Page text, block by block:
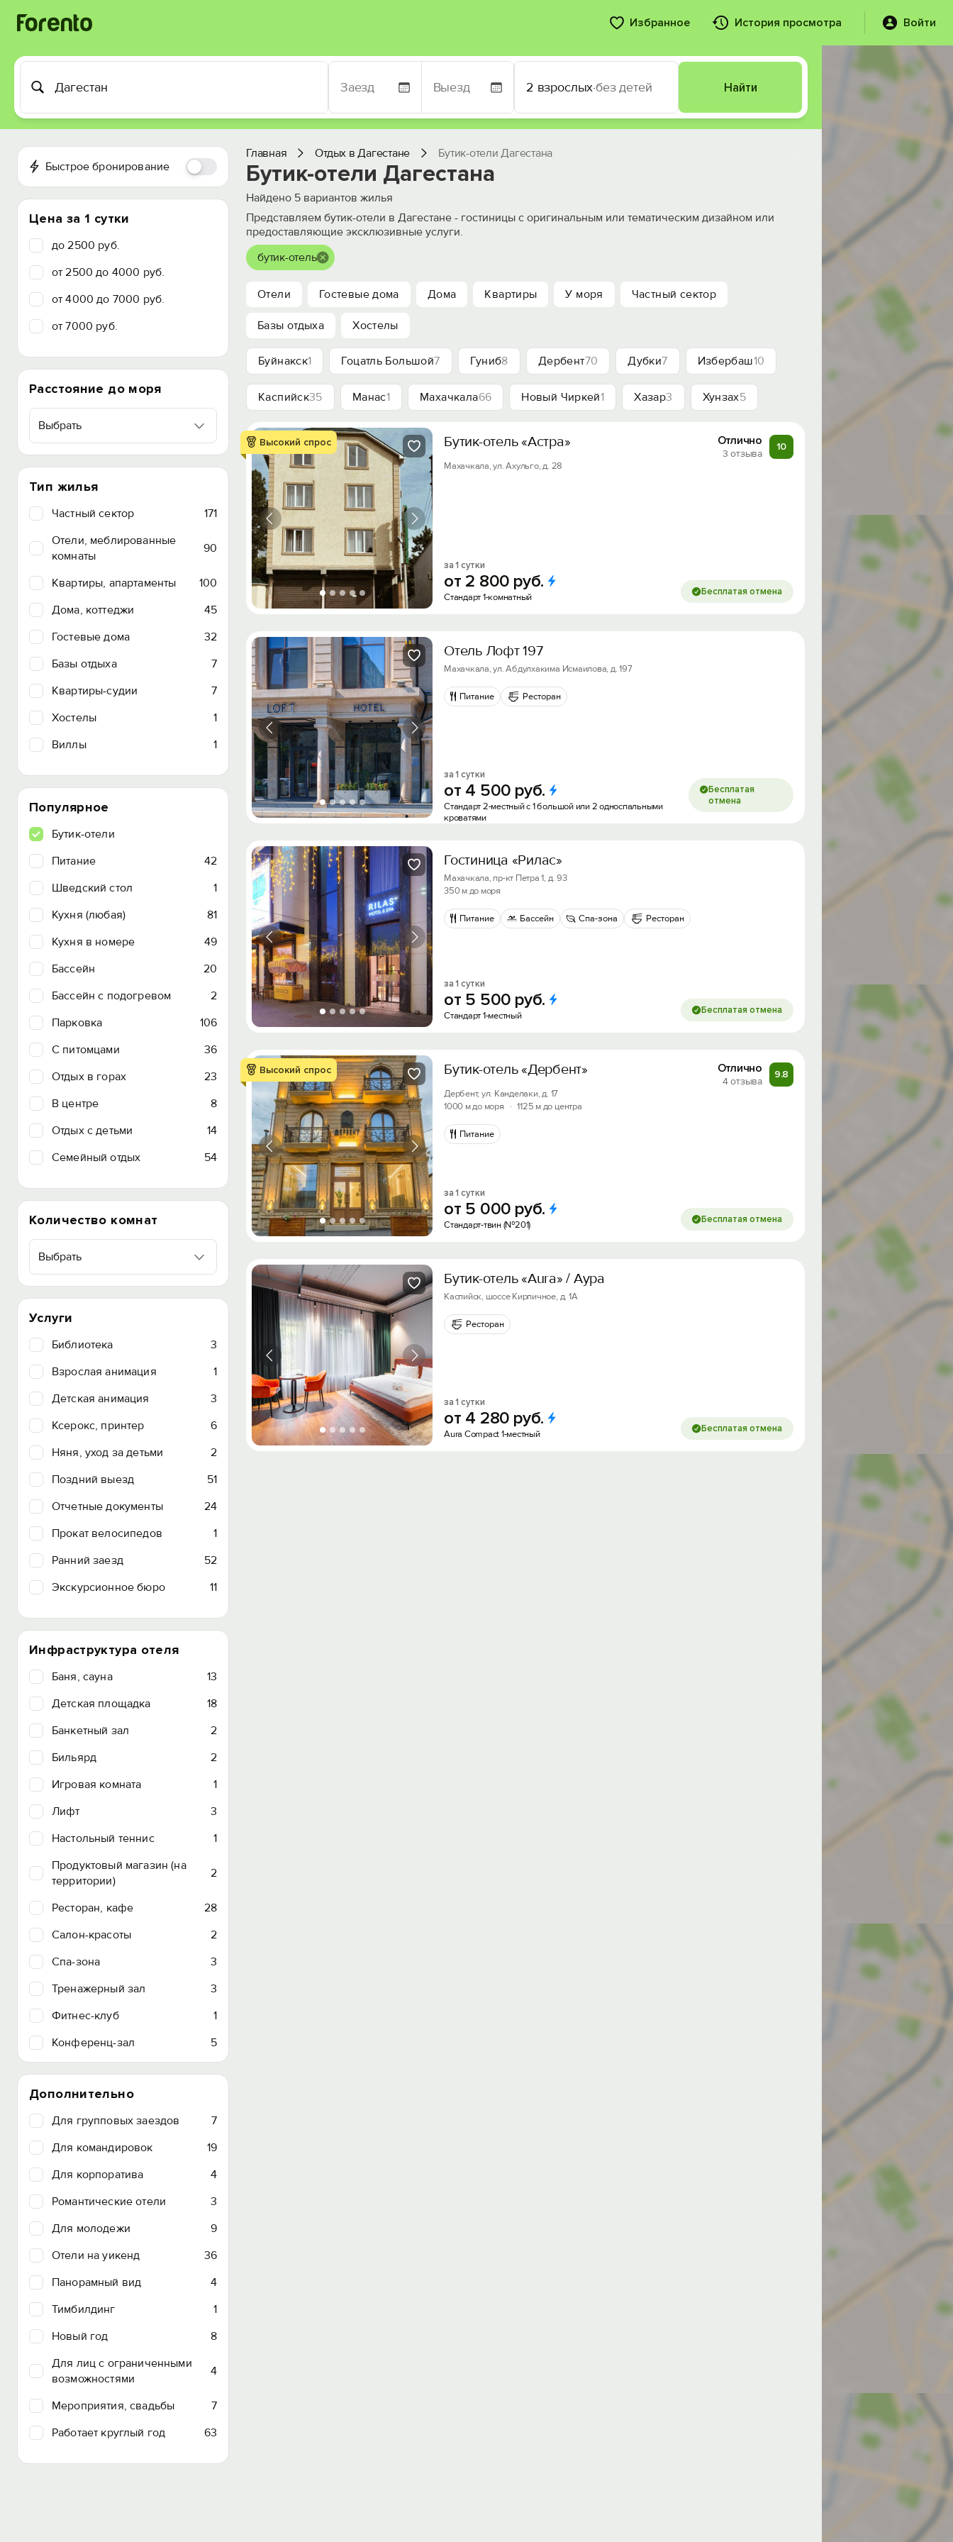
Избранное История просмотра Войти
2 взрослых·без детей Найти
Быстрое бронирование
Цена за 1 сутки
до 2500 руб.
от 2500 до 4000 руб.
от 4000 до 7000 руб.
от 7000 руб.
Расстояние до моря
Выбрать
Тип жилья
Частный сектор
171
Отели, меблированные
комнаты
90
Квартиры, апартаменты
100
Дома, коттеджи
45
Гостевые дома
32
Базы отдыха
7
Квартиры-судии
7
Хостелы
1
Виллы
1
Популярное
Бутик-отели
Питание
42
Шведский стол
1
Кухня (любая)
81
Кухня в номере
49
Бассейн
20
Бассейн с подогревом
2
Парковка
106
C питомцами
36
Отдых в горах
23
В центре
8
Отдых с детьми
14
Семейный отдых
54
Количество комнат
Выбрать
Услуги
Библиотека
3
Взрослая анимация
1
Детская анимация
3
Ксерокс, принтер
6
Няня, уход за детьми
2
Поздний выезд
51
Отчетные документы
24
Прокат велосипедов
1
Ранний заезд
52
Экскурсионное бюро
11
Инфраструктура отеля
Баня, сауна
13
Детская площадка
18
Банкетный зал
2
Бильярд
2
Игровая комната
1
Лифт
3
Настольный теннис
1
Продуктовый магазин (на
территории)
2
Ресторан, кафе
28
Салон-красоты
2
Спа-зона
3
Тренажерный зал
3
Фитнес-клуб
1
Конференц-зал
5
Дополнительно
Для групповых заездов
7
Для командировок
19
Для корпоратива
4
Романтические отели
3
Для молодежи
9
Отели на уикенд
36
Панорамный вид
4
Тимбилдинг
1
Новый год
8
Для лиц с ограниченными
возможностями
4
Мероприятия, свадьбы
7
Работает круглый год
63
Главная Отдых в Дагестане Бутик-отели Дагестана
Бутик-отели Дагестана
Найдено 5 вариантов жилья
Представляем бутик-отели в Дагестане - гостиницы с оригинальным или тематическим дизайном или
предоставляющие эксклюзивные услуги.
бутик-отель
Отели Гостевые дома Дома Квартиры У моря Частный сектор
Базы отдыха Хостелы
Буйнакск1 Гоцатль Большой7 Гуниб8 Дербент70 Дубки7 Избербаш10
Каспийск35 Манас1 Махачкала66 Новый Чиркей1 Хазар3 Хунзах5
Высокий спрос Бутик-отель «Астра» Отлично
3 отзыва
10
Махачкала, ул. Ахульго, д. 28
за 1 сутки
от 2 800 руб.
Стандарт 1-комнатный Бесплатая отмена
Отель Лофт 197
Махачкала, ул. Абдулхакима Исмаилова, д. 197
Питание Ресторан
за 1 сутки
от 4 500 руб.
Стандарт 2-местный с 1 большой или 2 односпальными
кроватями
Бесплатая
отмена
Гостиница «Рилас»
Махачкала, пр-кт Петра 1, д. 93
350 м до моря
Питание Бассейн Спа-зона Ресторан
за 1 сутки
от 5 500 руб.
Стандарт 1-местный Бесплатая отмена
Высокий спрос Бутик-отель «Дербент» Отлично
4 отзыва
9.8
Дербент, ул. Канделаки, д. 17
1000 м до моря
· 1125 м до центра
Питание
за 1 сутки
от 5 000 руб.
Стандарт-твин (№201) Бесплатая отмена
Бутик-отель «Aura» / Аура
Каспийск, шоссе Кирпичное, д. 1А
Ресторан
за 1 сутки
от 4 280 руб.
Aura Compact 1-местный Бесплатая отмена